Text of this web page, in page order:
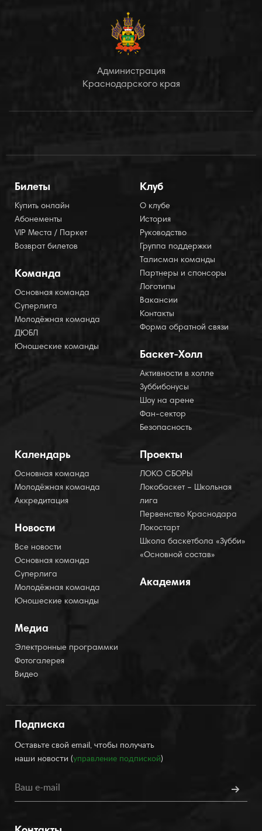
Администрация
Краснодарского края
Билеты
Купить онлайн
Абонементы
VIP Места / Паркет
Возврат билетов
Команда
Основная команда
Суперлига
Молодёжная команда
ДЮБЛ
Юношеские команды
Клуб
О клубе
История
Руководство
Группа поддержки
Талисман команды
Партнеры и спонсоры
Логотипы
Вакансии
Контакты
Форма обратной связи
Баскет-Холл
Активности в холле
Зуббибонусы
Шоу на арене
Фан-сектор
Безопасность
Календарь
Основная команда
Молодёжная команда
Аккредитация
Новости
Все новости
Основная команда
Суперлига
Молодёжная команда
Юношеские команды
Медиа
Электронные программки
Фотогалерея
Видео
Проекты
ЛОКО СБОРЫ
Локобаскет – Школьная
лига
Первенство Краснодара
Локостарт
Школа баскетбола «Зубби»
«Основной состав»
Академия
Подписка
Оставьте свой email, чтобы получать
наши новости (управление подпиской)